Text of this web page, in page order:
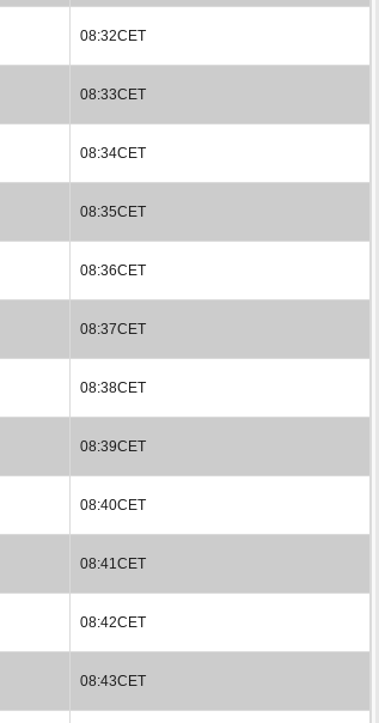
08:32CET
08:33CET
08:34CET
08:35CET
08:36CET
08:37CET
08:38CET
08:39CET
08:40CET
08:41CET
08:42CET
08:43CET